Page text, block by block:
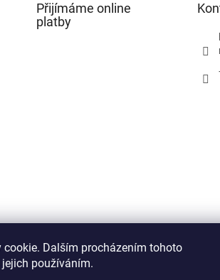
Dalším procházením tohoto
používáním.
Přijímáme online
platby
Heureka.cz